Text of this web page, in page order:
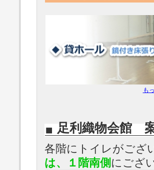
も
足利織物会館
各階にトイレがござ
は、１階南側 にござ